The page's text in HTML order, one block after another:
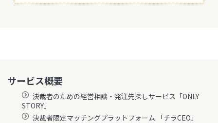
サービス概要
決裁者のための経営相談・発注先探しサービス「ONLY
STORY」
決裁者限定マッチングプラットフォーム 「チラCEO」